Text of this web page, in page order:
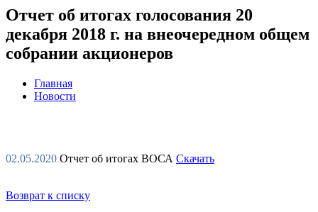
Отчет об итогах голосования 20
декабря 2018 г. на внеочередном общем
собрании акционеров
Главная
Новости
02.05.2020 Отчет об итогах ВОСА Скачать
Возврат к списку